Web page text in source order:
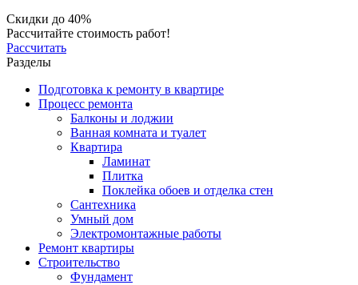
Скидки до 40%
Рассчитайте стоимость работ!
Рассчитать
Разделы
Подготовка к ремонту в квартире
Процесс ремонта
Балконы и лоджии
Ванная комната и туалет
Квартира
Ламинат
Плитка
Поклейка обоев и отделка стен
Сантехника
Умный дом
Электромонтажные работы
Ремонт квартиры
Строительство
Фундамент